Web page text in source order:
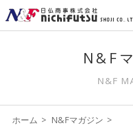
N&F
N&F
ホーム
N&Fマガジン